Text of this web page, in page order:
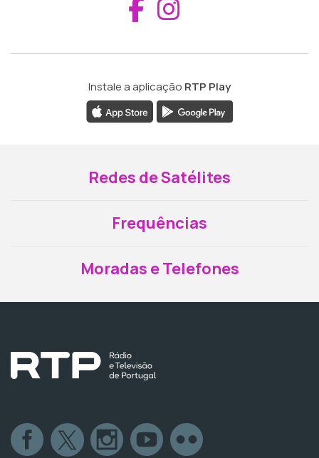
Aceder ao
Instale a aplicação RTP Play
Redes de Satélites
Frequências
Moradas e Telefones